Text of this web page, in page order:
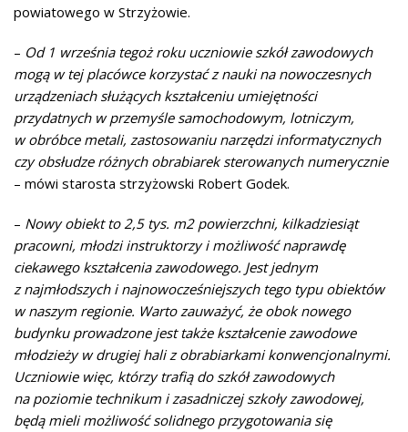
powiatowego w Strzyżowie.
– Od 1 września tegoż roku uczniowie szkół zawodowych
mogą w tej placówce korzystać z nauki na nowoczesnych
urządzeniach służących kształceniu umiejętności
przydatnych w przemyśle samochodowym, lotniczym,
w obróbce metali, zastosowaniu narzędzi informatycznych
czy obsłudze różnych obrabiarek sterowanych numerycznie
– mówi starosta strzyżowski Robert Godek.
– Nowy obiekt to 2,5 tys. m2 powierzchni, kilkadziesiąt
pracowni, młodzi instruktorzy i możliwość naprawdę
ciekawego kształcenia zawodowego. Jest jednym
z najmłodszych i najnowocześniejszych tego typu obiektów
w naszym regionie. Warto zauważyć, że obok nowego
budynku prowadzone jest także kształcenie zawodowe
młodzieży w drugiej hali z obrabiarkami konwencjonalnymi.
Uczniowie więc, którzy trafią do szkół zawodowych
na poziomie technikum i zasadniczej szkoły zawodowej,
będą mieli możliwość solidnego przygotowania się